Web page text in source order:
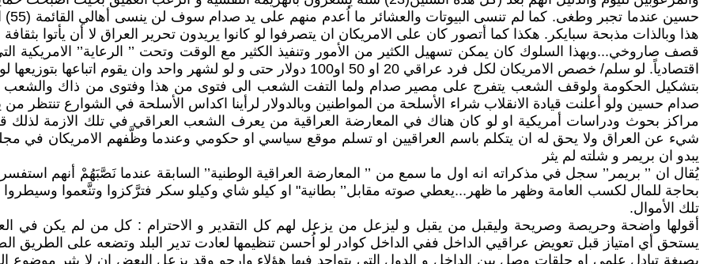
قصف صاروخي...وبهذا السلوك كان يمكن تسهيل الكثير من الأمور وتنفيذ الكثير مع الوقت وتحت ’’ الرعاية’’
اقتصادياً. لو سلم/ خصص الامريكان لكل فرد عراقي 20 او 50 او100 دولار حتى و لو
بتشكيل الحكومة ولوقف الشعب يتفرج على مصير صدام ولما التفت الشعب الى فتوى من هذا وفتوى من ذاك
صدام حسين ولو أعلنت قيادة الانقلاب شراء الأسلحة من المواطنين وبالدولار لرأينا اكداس الأسلحة في الشوارع
مراكز بحوث ودراسات أمريكية او لو كان هناك في المعارضة العراقية من يعرف الشعب العراقي في تلك الازمة
شيء عن العراق ولا يحق له ان يتكلم باسم العراقيين او تسلم موقع سياسي او حكومي وعندما وظَّفهم الامريكان في
يبدو ان بريمر و شلته لم يثر
يُقال ان ’’ بريمر’’ سجل في مذكراته انه اول ما سمع من ’’ المعارضة العراقية الوطنية’’ السابقة عندما نَصَّبَهُمْ أنهم
بحاجة للمال لكسب العامة وظهر ما ظهر...يعطي صوته مقابل’’ بطانية" او كيلو شاي وكيلو سكر فترَّكزوا وتنَّعموا
تلك الأموال.
أقولها واضحة وحريصة وصريحة وليقبل من يقبل و ليزعل من يزعل لهم كل التقدير و الاحترام : كل من لم يكن في
يستحق أي امتياز قبل تعويض عراقيي الداخل ففي الداخل كوادر لو اُحسن تنظيمها لعادت تدير البلد وتضعه على
بصيغة تبادل علمي او حلقات وصل بين الداخل و الدول التي يتواجد فيها هؤلاء وارجو وقد يزعل البعض ان لا يثير موضوع